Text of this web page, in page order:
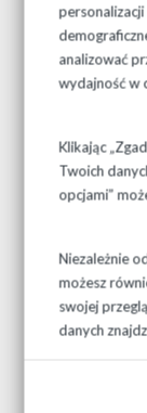
analizować
wydajność w
Klikając
Twoich
opcjami”
Niezależnie
możesz
swojej
danych